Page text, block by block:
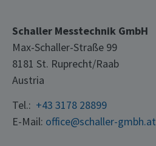
Schaller Messtechnik GmbH
Max-Schaller-Straße 99
8181 St. Ruprecht/Raab
Austria
Tel.: +43 3178 28899
E-Mail: office@schaller-gmbh.at